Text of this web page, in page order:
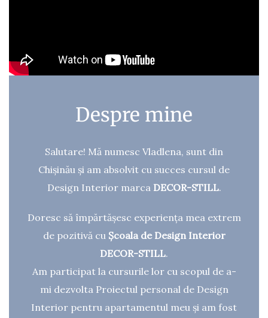
Despre mine
Salutare! Mă numesc Vladlena, sunt din
Chișinău și am absolvit cu succes cursul de
Design Interior marca DECOR-STILL.
Doresc să împărtășesc experiența mea extrem
de pozitivă cu Școala de Design Interior
DECOR-STILL.
Am participat la cursurile lor cu scopul de a-
mi dezvolta Proiectul personal de Design
Interior pentru apartamentul meu și am fost